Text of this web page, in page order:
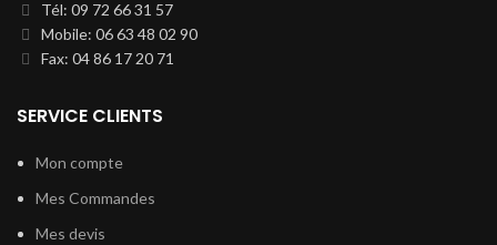
Tél: 09 72 66 31 57
Mobile: 06 63 48 02 90
Fax: 04 86 17 20 71
SERVICE CLIENTS
Mon compte
Mes Commandes
Mes devis